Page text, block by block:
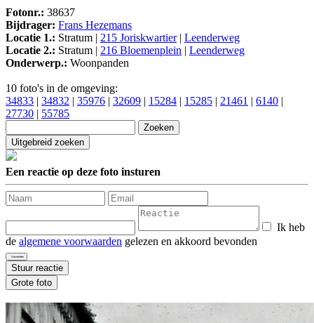
Fotonr.: 38637
Bijdrager: Frans Hezemans
Locatie 1.: Stratum | 215 Joriskwartier| Leenderweg
Locatie 2.: Stratum | 216 Bloemenplein | Leenderweg
Onderwerp.: Woonpanden
10 foto's in de omgeving:
34833 | 34832 | 35976 | 32609 | 15284 | 15285 | 21461 | 6140 |
27730 | 55785
Een reactie op deze foto insturen
Ik heb
de algemene voorwaarden gelezen en akkoord bevonden